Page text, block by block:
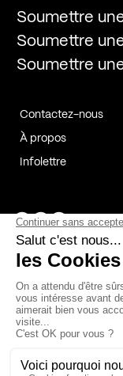
Soumettre
Soumettre
Soumettre
Contactez-nous
À propos
Infolettre
Page Facebook
PagePage
Bâtiment-Esquisses-1
MP-1